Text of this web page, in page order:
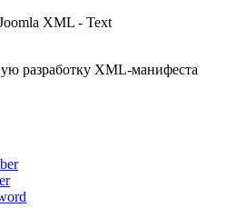
разработку XML-манифеста